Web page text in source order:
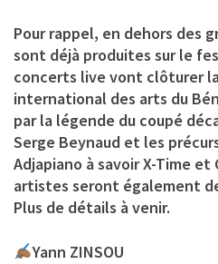
Pour rappel, en dehors des
sont déjà produites sur le
concerts live vont clôturer
international des arts du
par la légende du coupé
Serge Beynaud et les
Adjapiano à savoir X-Time et
artistes seront également
Plus de détails à venir.
Yann ZINSOU